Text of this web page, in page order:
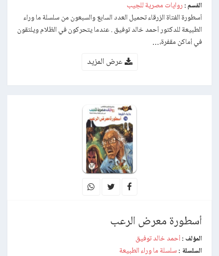
القسم : روايات مصرية للجيب
أسطورة الفتاة الزرقاء تحميل العدد السابع والسبعون من سلسلة ما وراء
الطبيعة للدكتور أحمد خالد توفيق . عندما يتحركون في الظلام ويلتقون
في أماكن مقفرة،…
عرض المزيد
أسطورة معرض الرعب
المؤلف : أحمد خالد توفيق
السلسلة : سلسلة ما وراء الطبيعة